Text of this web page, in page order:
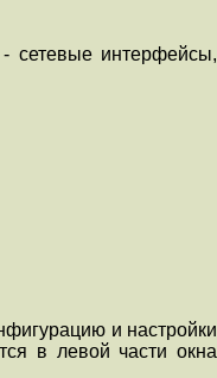
- сетевые интерфейсы,
и настройки
в левой части окна